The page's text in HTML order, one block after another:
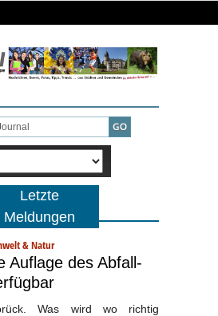
Letzte
Meldungen
& Natur
Auflage des Abfall-
Was wird wo richtig